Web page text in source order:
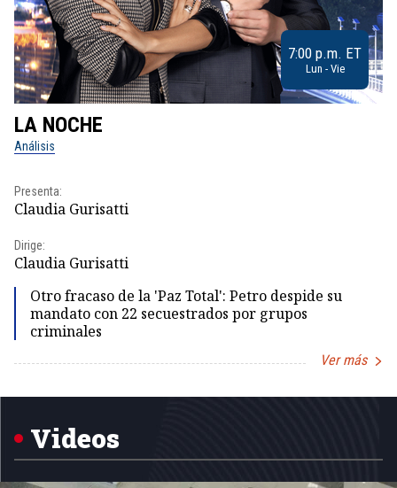
7:00 p.m. ET
Lun - Vie
LA NOCHE
Análisis
Presenta:
Claudia Gurisatti
Dirige:
Claudia Gurisatti
Otro fracaso de la 'Paz Total': Petro despide su
mandato con 22 secuestrados por grupos
criminales
Ver más
1
Videos